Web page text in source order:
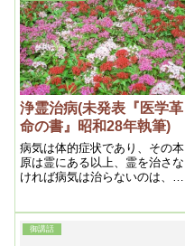
浄霊治病(未発表『医学革
命の書』昭和28年執筆)
病気は体的症状であり、その本
原は霊にある以上、霊を治さな
ければ病気は治らないのは、前
御講話